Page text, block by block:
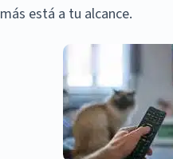
más está a tu alcance.